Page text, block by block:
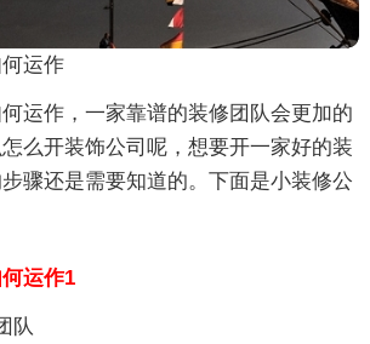
运作
运作，一家靠谱的装修团队会更加的
么开装饰公司呢，想要开一家好的装
骤还是需要知道的。下面是小装修公
运作1
队